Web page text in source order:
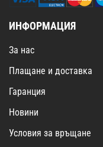
ИНФОРМАЦИЯ
За нас
Плащане и доставка
Гаранция
Новини
Условия за връщане